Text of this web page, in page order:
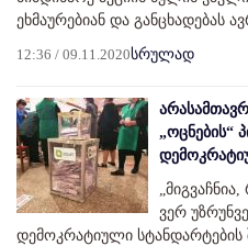
ეხმაურებიან და განცხადებას
12:36 / 09.11.2020სრულად
„ოცნების“
ვერ
დემოკრატიული სტანდარტების